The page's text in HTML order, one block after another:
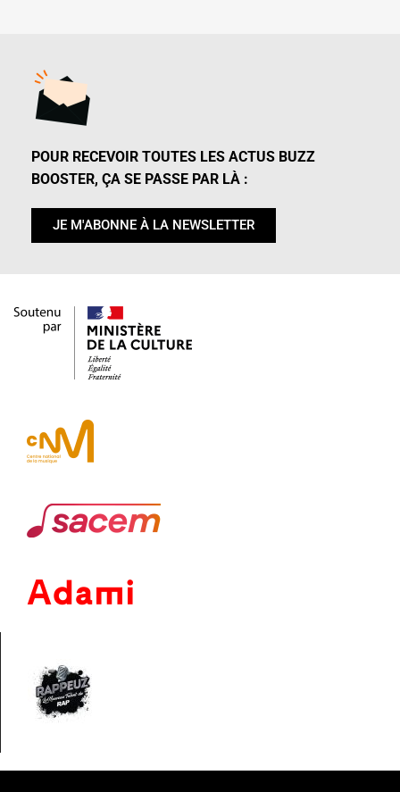
POUR RECEVOIR TOUTES LES ACTUS BUZZ
BOOSTER, ÇA SE PASSE PAR LÀ :
JE M'ABONNE À LA NEWSLETTER